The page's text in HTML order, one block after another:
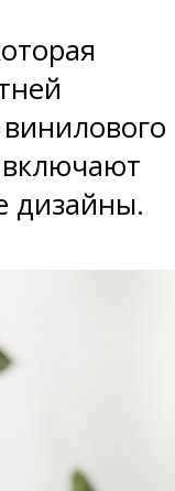
дизайны.